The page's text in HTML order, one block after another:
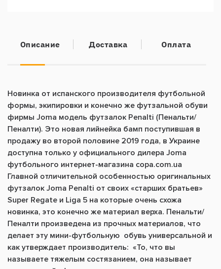
Описание Доставка Оплата
Новинка от испанского производителя футбольной
формы, экипировки и конечно же футзальной обуви
фирмы Joma модель футзалок Penalti (Пенальти/
Пеналти). Это новая лийнейка бамп поступившая в
продажу во второй половине 2019 года, в Украине
доступна только у официального дилера Joma
футбольного интернет-магазина copa.com.ua
Главной отличительной особенностью оригинальных
футзалок Joma Penalti от своих «старших братьев»
Super Regate и Liga 5 на которые очень схожа
новинка, это конечно же материал верха. Пенальти/
Пеналти произведена из прочных материалов, что
делает эту мини-футбольную обувь универсальной и
как утверждает производитель: «То, что вы
называете тяжелым состязанием, она называет